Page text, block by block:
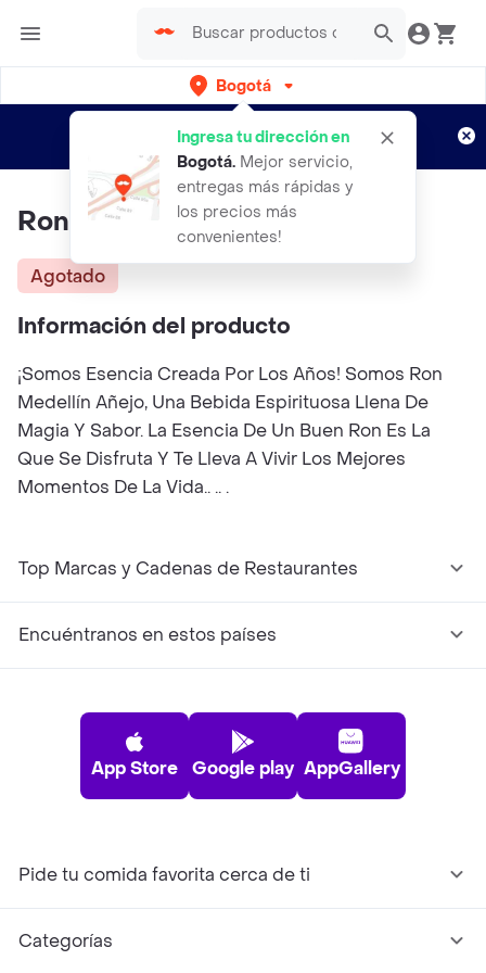
Bogotá
Ingresa tu dirección en
Bogotá. Mejor servicio,
entregas más rápidas y
los precios más
convenientes!
envíos gratis por semanas
Aplican TyC
Ron Medellin Dorado Media
Agotado
Información del producto
¡Somos Esencia Creada Por Los Años! Somos Ron
Medellín Añejo, Una Bebida Espirituosa Llena De
Magia Y Sabor. La Esencia De Un Buen Ron Es La
Que Se Disfruta Y Te Lleva A Vivir Los Mejores
Momentos De La Vida.. .. .
Top Marcas y Cadenas de Restaurantes
Encuéntranos en estos países
App Store Google play AppGallery
Pide tu comida favorita cerca de ti
Categorías